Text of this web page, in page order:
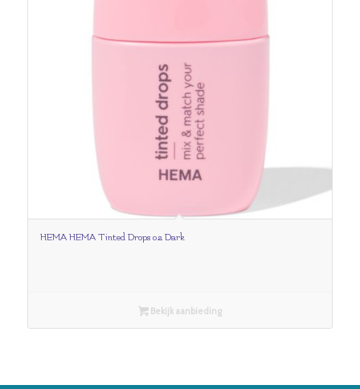
HEMA HEMA Tinted Drops 02 Dark
Bekijk aanbieding